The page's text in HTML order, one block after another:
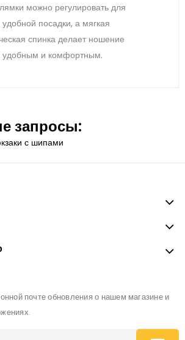
можно регулировать для
посадки, а мягкая
спинка делает ношение
удобным и комфортным.
запросы:
с шипами
почте обновления о нашем магазине и